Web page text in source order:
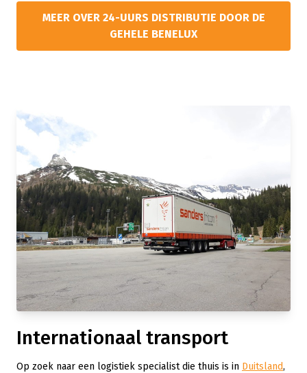
MEER OVER 24-UURS DISTRIBUTIE DOOR DE
GEHELE BENELUX
Internationaal transport
Op zoek naar een logistiek specialist die thuis is in Duitsland,